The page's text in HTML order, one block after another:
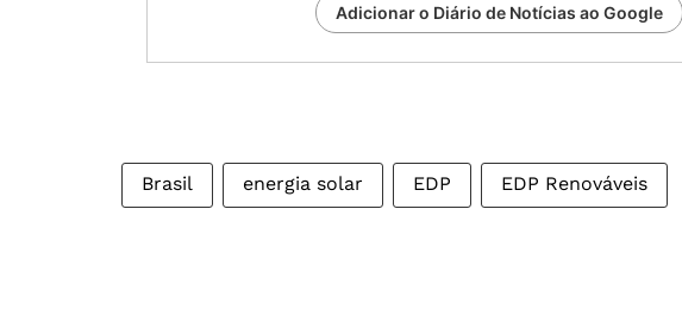
Adicionar o Diário de Notícias ao Google
Brasil energia solar EDP EDP Renováveis